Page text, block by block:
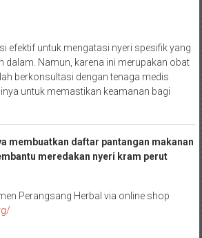
efektif untuk mengatasi nyeri spesifik yang
dalam. Namun, karena ini merupakan obat
berkonsultasi dengan tenaga medis
untuk memastikan keamanan bagi
membuatkan daftar pantangan makanan
meredakan nyeri kram perut
Perangsang Herbal via online shop